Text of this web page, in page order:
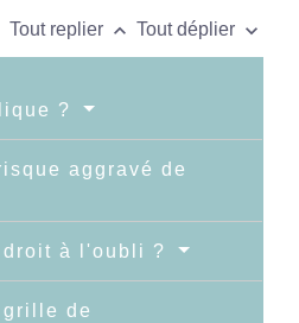
Tout replier keyboard_arrow_up Tout déplier keyboard_arrow_down
?
aggravé de
droit à l'oubli ?
de